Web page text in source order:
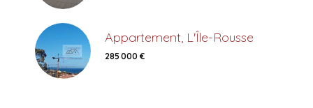
Appartement, L'Île-Rousse
285 000 €